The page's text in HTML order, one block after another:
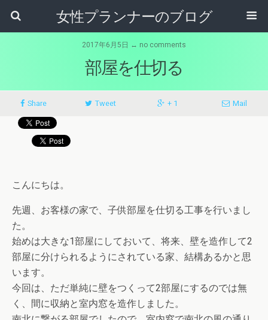
女性プランナーのブログ
2017年6月5日 ↔ no comments
部屋を仕切る
Share Tweet + 1 Mail
こんにちは。
先週、お客様の家で、子供部屋を仕切る工事を行いまし
た。
始めは大きな1部屋にしておいて、将来、壁を造作して2
部屋に分けられるようにされている家、結構あるかと思
います。
今回は、ただ単純に壁をつくって2部屋にするのでは無
く、間に収納と室内窓を造作しました。